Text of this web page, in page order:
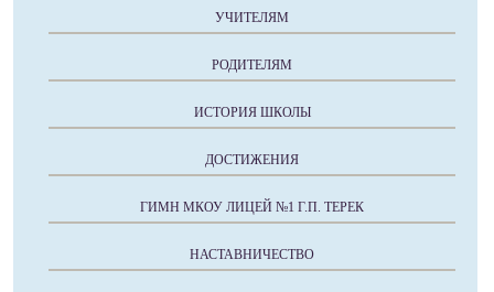
УЧИТЕЛЯМ
РОДИТЕЛЯМ
ИСТОРИЯ ШКОЛЫ
ДОСТИЖЕНИЯ
ГИМН МКОУ ЛИЦЕЙ №1 Г.П. ТЕРЕК
НАСТАВНИЧЕСТВО